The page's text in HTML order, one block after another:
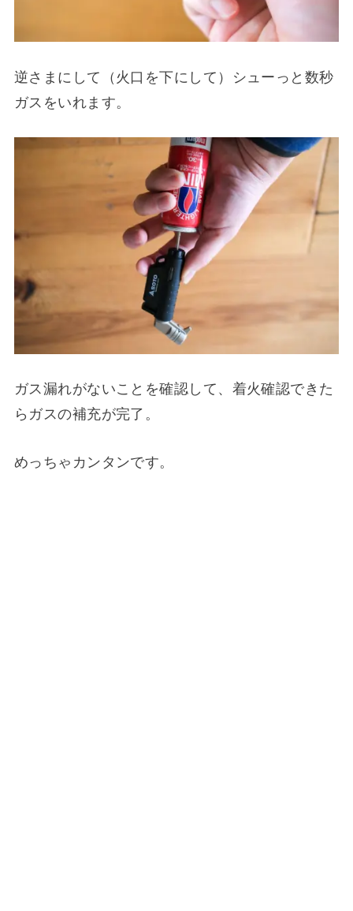
逆さまにして（火口を下にして）シューっと数秒
ガスをいれます。
ガス漏れがないことを確認して、着火確認できた
らガスの補充が完了。
めっちゃカンタンです。